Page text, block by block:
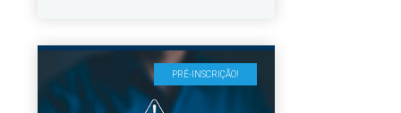
PRÉ-INSCRIÇÃO!